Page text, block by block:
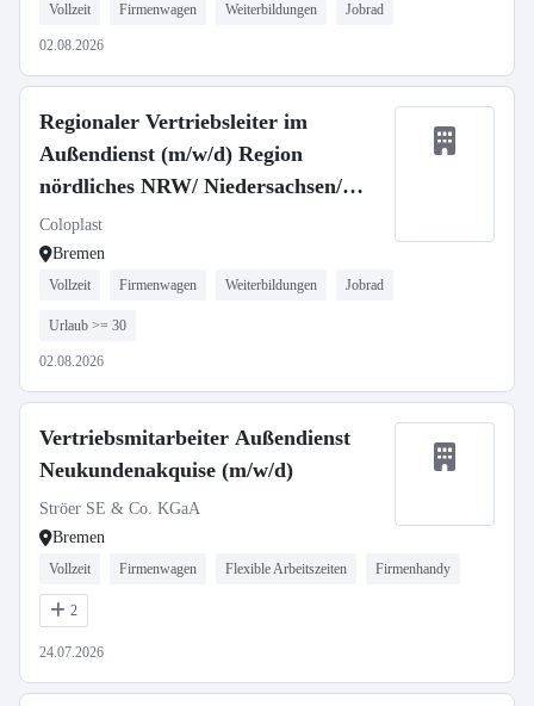
Vollzeit Firmenwagen Weiterbildungen Jobrad
02.08.2026
Regionaler Vertriebsleiter im
Außendienst (m/w/d) Region
nördliches NRW/ Niedersachsen/
Bremen
Coloplast
Bremen
Vollzeit Firmenwagen Weiterbildungen Jobrad
Urlaub >= 30
02.08.2026
Vertriebsmitarbeiter Außendienst
Neukundenakquise (m/w/d)
Ströer SE & Co. KGaA
Bremen
Vollzeit Firmenwagen Flexible Arbeitszeiten Firmenhandy
2
24.07.2026